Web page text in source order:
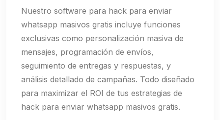
Nuestro software para hack para enviar
whatsapp masivos gratis incluye funciones
exclusivas como personalización masiva de
mensajes, programación de envíos,
seguimiento de entregas y respuestas, y
análisis detallado de campañas. Todo diseñado
para maximizar el ROI de tus estrategias de
hack para enviar whatsapp masivos gratis.